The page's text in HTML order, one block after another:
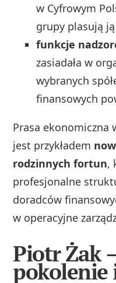
w Cyfrowym
grupy plasują
funkcje
zasiadała w
wybranych
finansowych
Prasa ekonomiczna
jest przykładem
rodzinnych fortun,
profesjonalne
doradców
w operacyjne
Piotr Żak
pokolenie